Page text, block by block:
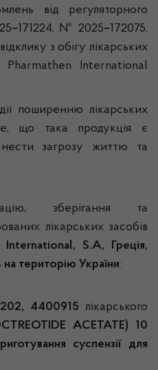
від регуляторного
–171224, № 2025–172075,
з обігу лікарських
Pharmathen International
поширенню лікарських
що така продукція є
загрозу життю та
зберігання та
лікарських засобів
International, S.A, Греція,
територію України:
4400915 лікарського
CTREOTIDE ACETATE) 10
суспензії для